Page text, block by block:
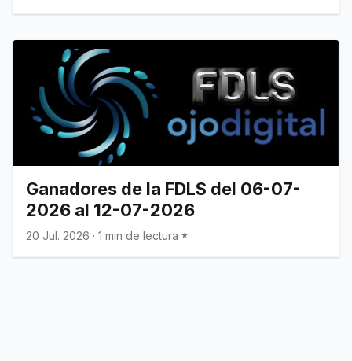
Ganadores de la FDLS del 06-07-
2026 al 12-07-2026
20 Jul. 2026 · 1 min de lectura